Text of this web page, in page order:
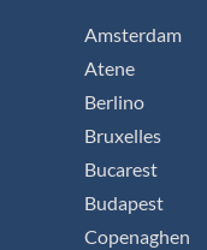
Amsterdam
Atene
Berlino
Bruxelles
Bucarest
Budapest
Copenaghen